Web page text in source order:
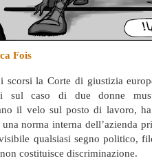
Fois
scorsi la Corte di giustizia
sul caso di due donne
il velo sul posto di lavoro,
norma interna dell’azienda
qualsiasi segno politico,
costituisce discriminazione.